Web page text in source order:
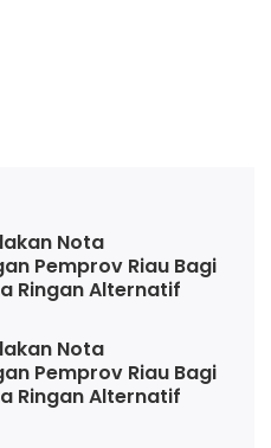
Nota
Pemprov Riau Bagi
Ringan Alternatif
Nota
Pemprov Riau Bagi
Ringan Alternatif